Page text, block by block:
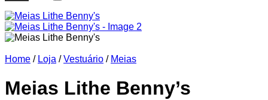
Home / Loja / Vestuário / Meias
Meias Lithe Benny’s